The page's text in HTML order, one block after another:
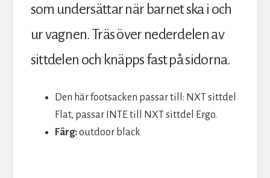
som undersättar när barnet ska i och
ur vagnen. Träs över nederdelen av
sittdelen och knäpps fast på sidorna.
Den här footsacken passar till: NXT sittdel
Flat, passar INTE till NXT sittdel Ergo.
Färg:outdoor black